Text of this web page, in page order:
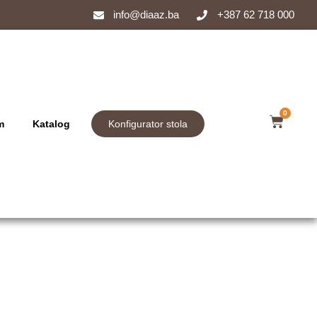
info@diaaz.ba +387 62 718 000
Katalog Konfigurator stola
0